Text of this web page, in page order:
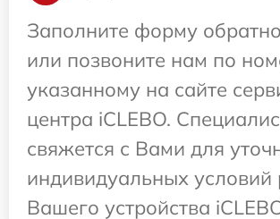
Заполните форму
или позвоните нам по
указанному на сайте
центра iCLEBO.
свяжется с Вами для
индивидуальных условий
Вашего устройства